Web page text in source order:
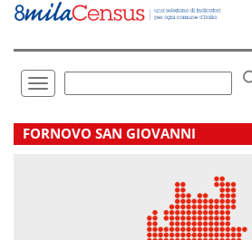
Vai
direttamente
Toggle
navigation
.
FORNOVO SAN GIOVANNI